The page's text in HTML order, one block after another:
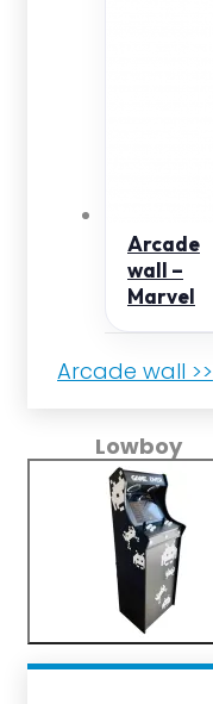
Arcade
wall –
Marvel
Arcade wall >>
Lowboy